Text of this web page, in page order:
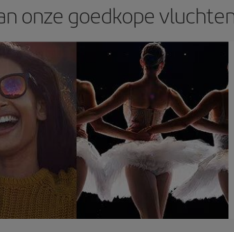
onze goedkope